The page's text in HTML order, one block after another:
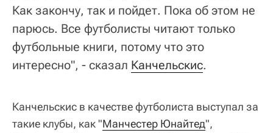
Как закончу, так и пойдет. Пока об этом не
парюсь. Все футболисты читают только
футбольные книги, потому что это
интересно", - сказал Канчельскис.
Канчельскис в качестве футболиста выступал за
такие клубы, как "Манчестер Юнайтед",